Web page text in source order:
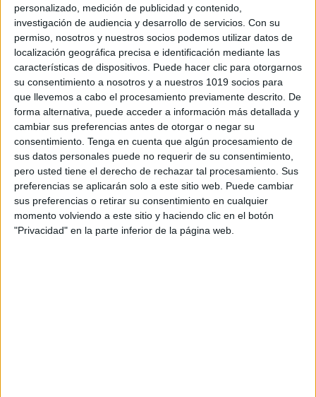
personalizado, medición de publicidad y contenido,
investigación de audiencia y desarrollo de servicios. Con su
permiso, nosotros y nuestros socios podemos utilizar datos de
localización geográfica precisa e identificación mediante las
características de dispositivos. Puede hacer clic para otorgarnos
su consentimiento a nosotros y a nuestros 1019 socios para
que llevemos a cabo el procesamiento previamente descrito. De
forma alternativa, puede acceder a información más detallada y
cambiar sus preferencias antes de otorgar o negar su
consentimiento. Tenga en cuenta que algún procesamiento de
sus datos personales puede no requerir de su consentimiento,
pero usted tiene el derecho de rechazar tal procesamiento. Sus
preferencias se aplicarán solo a este sitio web. Puede cambiar
sus preferencias o retirar su consentimiento en cualquier
momento volviendo a este sitio y haciendo clic en el botón
"Privacidad" en la parte inferior de la página web.
Infantil Lámina didáctica el Tiempo
Meteorológico
Publicado el 12 mayo, 2026
El tiempo meteorológico es uno de los contenidos más
cercanos y significativos para los niños y niñas de
Infantil. Cada día miran al cielo, observan si hace sol,
si llueve […]
SEGUIR LEYENDO